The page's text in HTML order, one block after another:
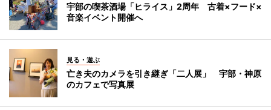
宇部の喫茶酒場「ヒライス」2周年 古着×フード×
音楽イベント開催へ
見る・遊ぶ
亡き夫のカメラを引き継ぎ「二人展」 宇部・神原
のカフェで写真展